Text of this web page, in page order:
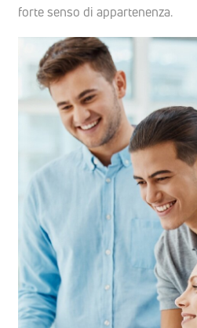
forte senso di appartenenza.